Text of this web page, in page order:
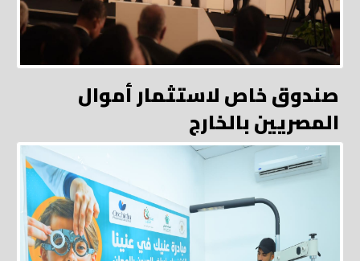
صندوق خاص لاستثمار أموال
المصريين بالخارج